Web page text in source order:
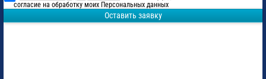
согласие на обработку моих Персональных данных
Оставить заявку